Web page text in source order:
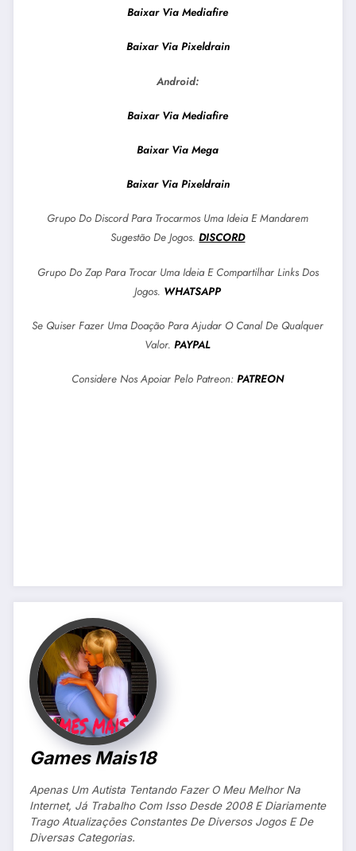
Baixar Via Mediafire
Baixar Via Pixeldrain
Android:
Baixar Via Mediafire
Baixar Via Mega
Baixar Via Pixeldrain
Grupo Do Discord Para Trocarmos Uma Ideia E Mandarem
Sugestão De Jogos.DISCORD
Grupo Do Zap Para Trocar Uma Ideia E Compartilhar Links Dos
Jogos. WHATSAPP
Se Quiser Fazer Uma Doação Para Ajudar O Canal De Qualquer
Valor.PAYPAL
Considere Nos Apoiar Pelo Patreon:PATREON
Games Mais18
Apenas Um Autista Tentando Fazer O Meu Melhor Na
Internet, Já Trabalho Com Isso Desde 2008 E Diariamente
Trago Atualizações Constantes De Diversos Jogos E De
Diversas Categorias.